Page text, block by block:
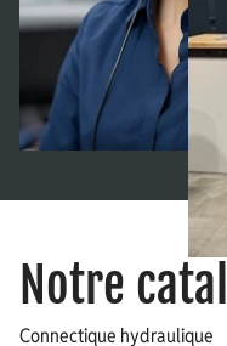
Notre
Connectique hydraulique